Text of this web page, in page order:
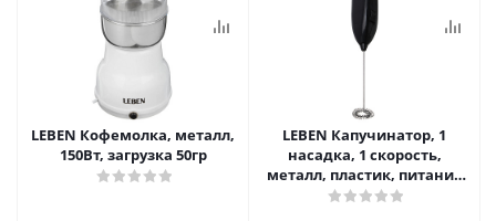
LEBEN Кофемолка, металл,
150Вт, загрузка 50гр
LEBEN Капучинатор, 1
насадка, 1 скорость,
металл, пластик, питание
2xАА